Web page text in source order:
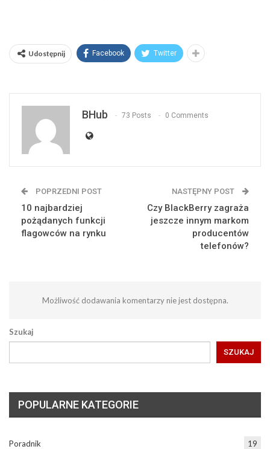
Udostępnij Facebook Twitter
BHub 73 Posts 0 Comments
POPRZEDNI POST
10 najbardziej
pożądanych funkcji
flagowców na rynku
NASTĘPNY POST
Czy BlackBerry zagraża
jeszcze innym markom
producentów
telefonów?
Możliwość dodawania komentarzy nie jest dostępna.
Szukaj
SZUKAJ
POPULARNE KATEGORIE
Poradnik 19